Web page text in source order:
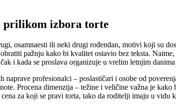
prilikom izbora torte
osamnaesti ili neki drugi rođendan, motivi koji su
pažnju kako bi kvalitet ostavio bez teksta.
i kada se proslava organizuje u vrelim letnjim
profesionalci – poslastičari i osobe od
Procena dimenzija – težine i veličine važna je
za koji se pravi torta, tako da roditelji imaju u